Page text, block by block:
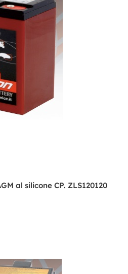
al silicone CP. ZLS120120